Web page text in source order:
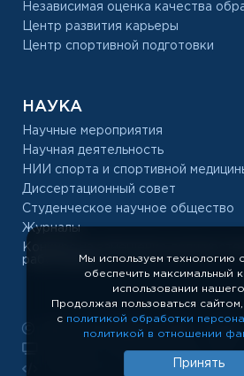
Независимая оценка качества
Центр развития карьеры
Центр спортивной подготовки
НАУКА
Научные мероприятия
Научная деятельность
НИИ спорта и спортивной
Диссертационный совет
Студенческое научное общество
Журналы
Конкурс на замещение
работников
РУС «ГЦОЛИФК», 1918 — 2026
Показать полную версию сайта
Разработка сайта: temeshov.ru
Мы используем технологию
обеспечить максимальный
использовании нашего
Продолжая пользоваться
с политикой обработки
политикой в отношении
Принять